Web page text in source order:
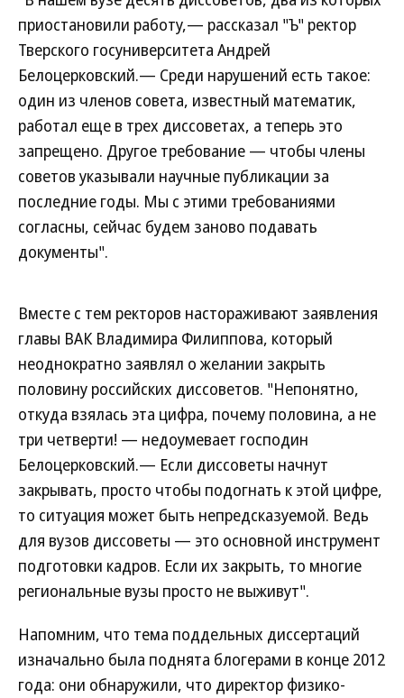
приостановили работу,— рассказал "Ъ" ректор
Тверского госуниверситета Андрей
Белоцерковский.— Среди нарушений есть такое:
один из членов совета, известный математик,
работал еще в трех диссоветах, а теперь это
запрещено. Другое требование — чтобы члены
советов указывали научные публикации за
последние годы. Мы с этими требованиями
согласны, сейчас будем заново подавать
документы".
Вместе с тем ректоров настораживают заявления
главы ВАК Владимира Филиппова, который
неоднократно заявлял о желании закрыть
половину российских диссоветов. "Непонятно,
откуда взялась эта цифра, почему половина, а не
три четверти! — недоумевает господин
Белоцерковский.— Если диссоветы начнут
закрывать, просто чтобы подогнать к этой цифре,
то ситуация может быть непредсказуемой. Ведь
для вузов диссоветы — это основной инструмент
подготовки кадров. Если их закрыть, то многие
региональные вузы просто не выживут".
Напомним, что тема поддельных диссертаций
изначально была поднята блогерами в конце 2012
года: они обнаружили, что директор физико-